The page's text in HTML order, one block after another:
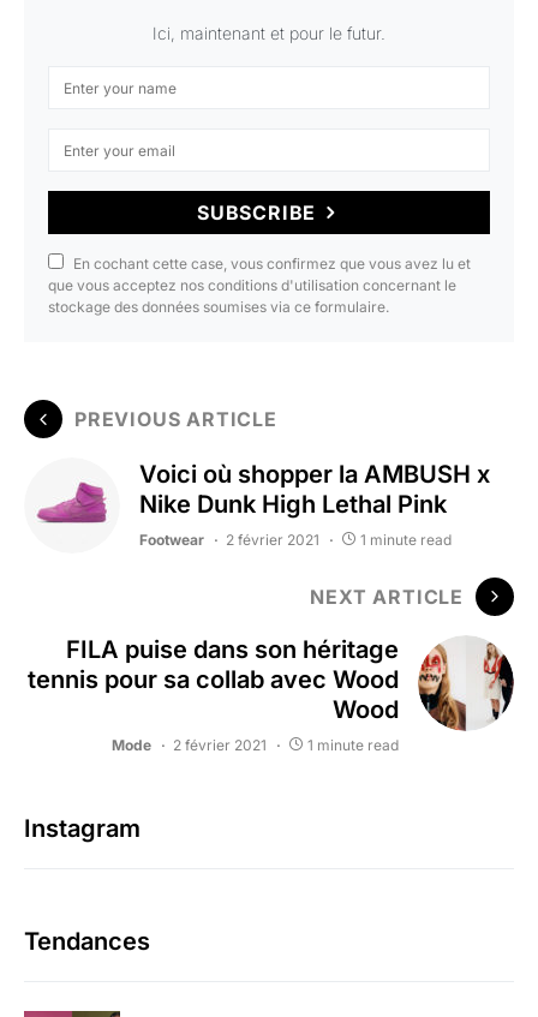
Ici, maintenant et pour le futur.
SUBSCRIBE
En cochant cette case, vous confirmez que vous avez lu et
que vous acceptez nos conditions d'utilisation concernant le
stockage des données soumises via ce formulaire.
PREVIOUS ARTICLE
Voici où shopper la AMBUSH x
Nike Dunk High Lethal Pink
Footwear 2 février 2021 1 minute read
NEXT ARTICLE
FILA puise dans son héritage
tennis pour sa collab avec Wood
Wood
Mode 2 février 2021 1 minute read
Instagram
Tendances